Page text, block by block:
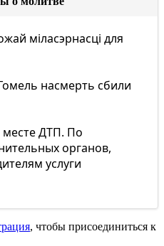
міласэрнасці для
насмерть сбили
ДТП. По
органов,
услуги
, чтобы присоединиться к